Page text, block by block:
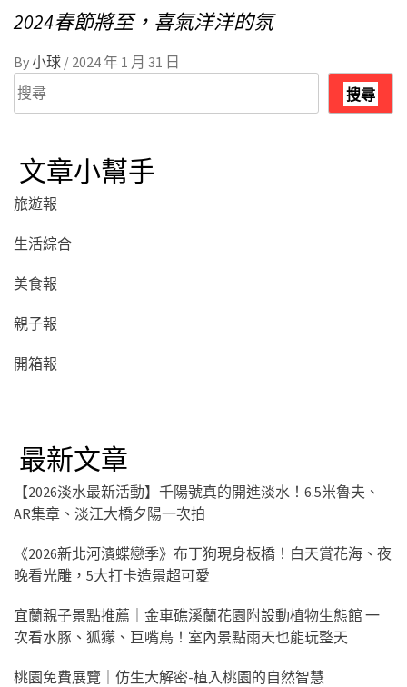
2024春節將至，喜氣洋洋的氛
By小球 / 2024 年 1 月 31 日
搜
尋
搜尋
文章小幫手
旅遊報
生活綜合
美食報
親子報
開箱報
最新文章
【2026淡水最新活動】千陽號真的開進淡水！6.5米魯夫、
AR集章、淡江大橋夕陽一次拍
《2026新北河濱蝶戀季》布丁狗現身板橋！白天賞花海、夜
晚看光雕，5大打卡造景超可愛
宜蘭親子景點推薦｜金車礁溪蘭花園附設動植物生態館 一
次看水豚、狐獴、巨嘴鳥！室內景點雨天也能玩整天
桃園免費展覽｜仿生大解密-植入桃園的自然智慧